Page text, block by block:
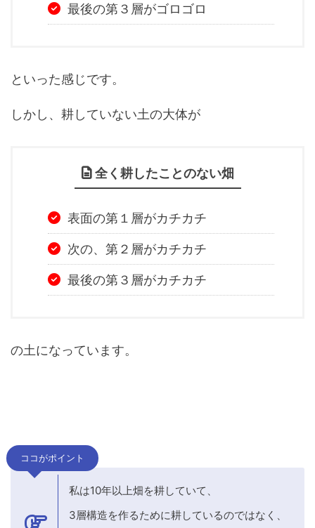
最後の第３層がゴロゴロ
といった感じです。
しかし、耕していない土の大体が
全く耕したことのない畑
表面の第１層がカチカチ
次の、第２層がカチカチ
最後の第３層がカチカチ
の土になっています。
ココがポイント
私は10年以上畑を耕していて、
3層構造を作るために耕しているのではなく、